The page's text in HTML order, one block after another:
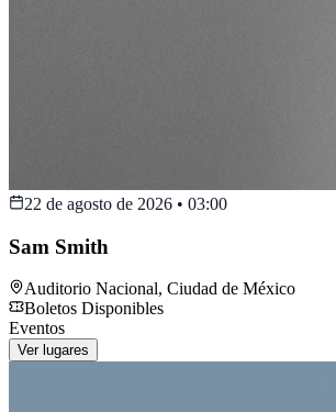
22 de agosto de 2026 • 03:00
Sam Smith
Auditorio Nacional, Ciudad de México
Boletos Disponibles
Eventos
Ver lugares